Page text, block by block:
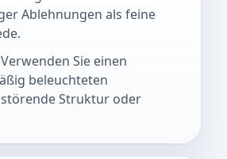
Ablehnungen als feine
Sie einen
beleuchteten
Struktur oder